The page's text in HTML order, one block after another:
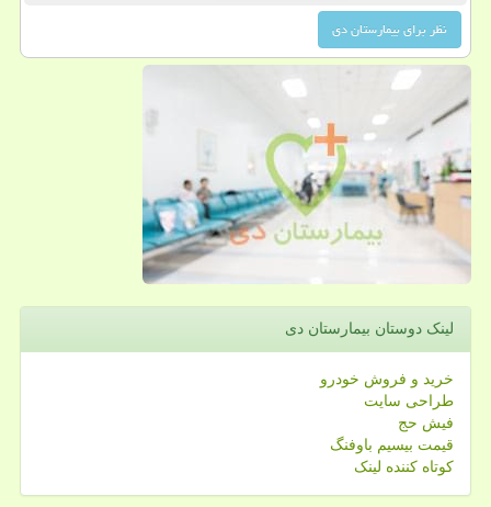
لینک دوستان بیمارستان دی
خرید و فروش خودرو
طراحی سایت
فیش حج
قیمت بیسیم باوفنگ
کوتاه کننده لینک